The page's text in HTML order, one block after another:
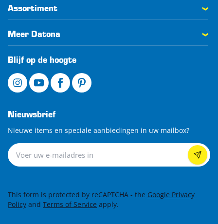
Assortiment
Meer Datona
Blijf op de hoogte
Nieuwsbrief
Nieuwe items en speciale aanbiedingen in uw mailbox?
Nieuwsbrief
This form is protected by reCAPTCHA - the Google Privacy
Policy and Terms of Service apply.